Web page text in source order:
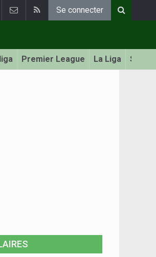
Se connecter
Premier League La Liga Serie